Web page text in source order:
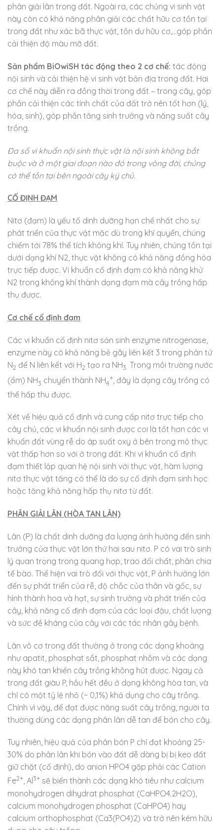
phân giải lân trong đất. Ngoài ra, các chủng vi sinh vật
này còn có khả năng phân giải các chất hữu cơ tồn tại
trong đất như xác bã thực vật, tồn dư hữu cơ,…góp phần
cải thiện độ màu mỡ đất.
Sản phẩm BiOwiSH tác động theo 2 cơ chế: tác động
nội sinh và cải thiện hệ vi sinh vật bản địa trong đất. Hai
cơ chế này diễn ra đồng thời trong đất – trong cây, góp
phần cải thiện các tính chất của đất trở nên tốt hơn (lý,
hóa, sinh), góp phần tăng sinh trưởng và năng suất cây
trồng.
Đa số vi khuẩn nội sinh thực vật là nội sinh không bắt
buộc và ở một giai đoạn nào đó trong vòng đời, chúng
có thể tồn tại bên ngoài cây ký chủ.
CỐ ĐỊNH ĐẠM
Nitơ (đạm) là yếu tố dinh dưỡng hạn chế nhất cho sự
phát triển của thực vật mặc dù trong khí quyển, chúng
chiếm tới 78% thể tích không khí. Tuy nhiên, chúng tồn tại
dưới dạng khí N2, thực vật không có khả năng đồng hóa
trực tiếp được. Vi khuẩn cố định đạm có khả năng khử
N2 trong không khí thành dạng đạm mà cây trồng hấp
thụ được.
Cơ chế cố định đạm
Các vi khuẩn cố định nitơ sản sinh enzyme nitrogenase,
enzyme này có khả năng bẻ gãy liên kết 3 trong phân tử
N2 để N liên kết với H2 tạo ra NH3. Trong môi trường nước
(ẩm) NH3 chuyển thành NH4
+, đây là dạng cây trồng có
thể hấp thu được.
Xét về hiệu quả cố định và cung cấp nitơ trực tiếp cho
cây chủ, các vi khuẩn nội sinh được coi là tốt hơn các vi
khuẩn đất vùng rễ do áp suất oxy ở bên trong mô thực
vật thấp hơn so với ở trong đất. Khi vi khuẩn cố định
đạm thiết lập quan hệ nội sinh với thực vật, hàm lượng
nitơ thực vật tăng có thể là do sự cố định đạm sinh học
hoặc tăng khả năng hấp thụ nitơ từ đất.
PHÂN GIẢI LÂN (HÒA TAN LÂN)
Lân (P) là chất dinh dưỡng đa lượng ảnh hưởng đến sinh
trưởng của thực vật lớn thứ hai sau nitơ. P có vai trò sinh
lý quan trọng trong quang hợp, trao đổi chất, phân chia
tế bào. Thể hiện vai trò đối với thực vật, P ảnh hưởng lớn
đến sự phát triển của rễ, độ chắc của thân và gốc, sự
hình thành hoa và hạt, sự sinh trưởng và phát triển của
cây, khả năng cố định đạm của các loại đậu, chất lượng
và sức đề kháng của cây với các tác nhân gây bệnh.
Lân vô cơ trong đất thường ở trong các dạng khoáng
như apatit, phosphat sắt, phosphat nhôm và các dạng
này khó tan khiến cây trồng không hút được. Ngay cả
trong đất giàu P, hầu hết đều ở dạng không hòa tan, và
chỉ có một tỷ lệ nhỏ (~ 0,1%) khả dụng cho cây trồng.
Chính vì vậy, để đạt được năng suất cây trồng, người ta
thường dùng các dạng phân lân dễ tan để bón cho cây.
Tuy nhiên, hiệu quả của phân bón P chỉ đạt khoảng 25-
30% do phân lân khi bón vào đất dễ dàng bị bị keo đất
giữ chặt (cố định), do anion HPO4 gặp phải các Cation
Fe2+, Al3+ sẽ biến thành các dạng khó tiêu như calcium
monohydrogen dihydrat phosphat (CaHPO4.2H2O),
calcium monohydrogen phosphat (CaHPO4) hay
calcium orthophosphat (Ca3(PO4)2) và trở nên kém hữu